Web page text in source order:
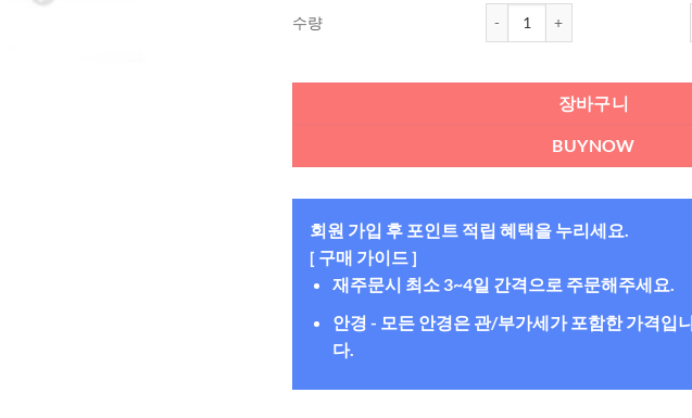
수량
오렌즈 Shine Touch 1개월용 컬
장바구니
BUYNOW
회원 가입 후 포인트 적립 혜택을 누리세요.
[ 구매 가이드 ]
재주문시 최소 3~4일 간격으로 주문해주세요.
안경 - 모든 안경은 관/부가세가 포함한 가격입
다.